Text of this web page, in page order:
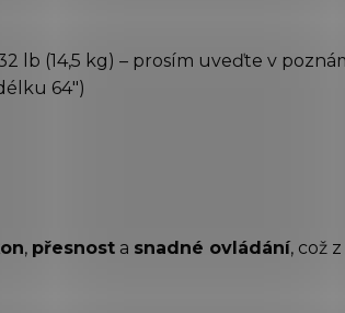
lb (14,5 kg) – prosím uveďte v
64")
, přesnost a snadné ovládání, což